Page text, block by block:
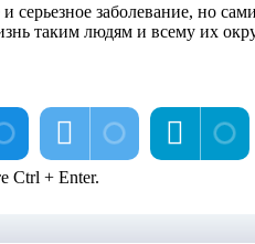
заболевание, но
таким людям и всему их
Ctrl + Enter.